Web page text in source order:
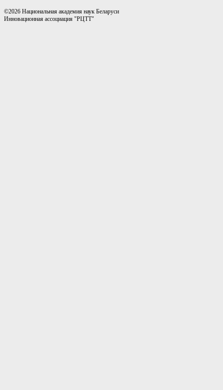
©2026 Национальная академия наук Беларуси
Инновационная ассоциация "РЦТТ"